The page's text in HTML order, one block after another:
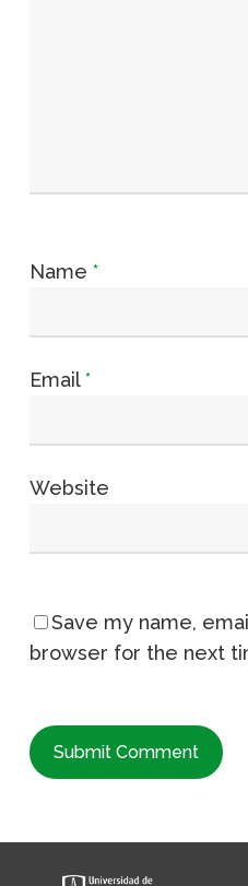
Name *
Email*
Website
Save my name,
browser for the next